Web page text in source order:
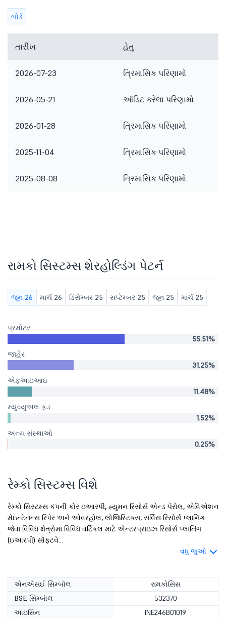
બોર્ડ
તારીખ હેતુ
2026-07-23 ત્રિમાસિક પરિણામો
2026-05-21 ઑડિટ કરેલા પરિણામો
2026-01-28 ત્રિમાસિક પરિણામો
2025-11-04 ત્રિમાસિક પરિણામો
2025-08-08 ત્રિમાસિક પરિણામો
રામકો સિસ્ટમ્સ શેરહોલ્ડિંગ પેટર્ન
જૂન 26 માર્ચ 26 ડિસેમ્બર 25 સપ્ટેમ્બર 25 જૂન 25 માર્ચ 25
પ્રમોટર
55.51%
જાહેર
31.25%
એફઆઇઆઇ
11.48%
મ્યુચ્યુઅલ ફંડ
1.52%
અન્ય સંસ્થાઓ
0.25%
રેમ્કો સિસ્ટમ્સ વિશે
રેમ્કો સિસ્ટમ્સ કંપની કોર ઇઆરપી, હ્યુમન રિસોર્સ એન્ડ પેરોલ, એવિએશન
મેઇન્ટેનન્સ રિપેર અને ઓવરહોલ, લોજિસ્ટિક્સ, સર્વિસ રિસોર્સ પ્લાનિંગ
જેવા વિવિધ ક્ષેત્રોમાં વિવિધ વર્ટિકલ માટે એન્ટરપ્રાઇઝ રિસોર્સ પ્લાનિંગ
(ઇઆરપી) સૉફ્ટવે...
વધુ જુઓ
એનએસઈ સિમ્બૉલ
રામકોસિસ
BSE સિમ્બૉલ
532370
આઇસિન
INE246B01019